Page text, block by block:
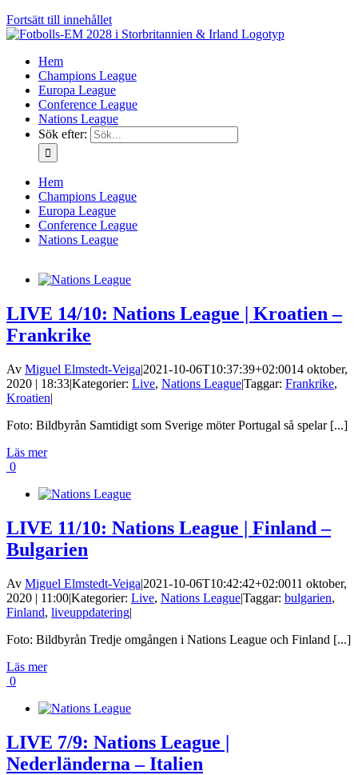
Fortsätt till innehållet
Hem
Champions League
Europa League
Conference League
Nations League
Sök efter:
Hem
Champions League
Europa League
Conference League
Nations League
LIVE 14/10: Nations League | Kroatien –
Frankrike
Av Miguel Elmstedt-Veiga|2021-10-06T10:37:39+02:0014 oktober,
2020 | 18:33|Kategorier: Live, Nations League|Taggar: Frankrike,
Kroatien|
Foto: Bildbyrån Samtidigt som Sverige möter Portugal så spelar [...]
Läs mer
0
LIVE 11/10: Nations League | Finland –
Bulgarien
Av Miguel Elmstedt-Veiga|2021-10-06T10:42:42+02:0011 oktober,
2020 | 11:00|Kategorier: Live, Nations League|Taggar: bulgarien,
Finland, liveuppdatering|
Foto: Bildbyrån Tredje omgången i Nations League och Finland [...]
Läs mer
0
LIVE 7/9: Nations League |
Nederländerna – Italien